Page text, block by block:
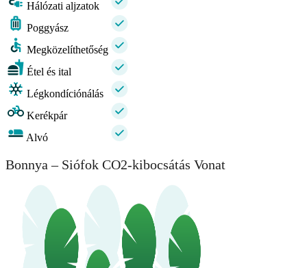
Hálózati aljzatok
Poggyász
Megközelíthetőség
Étel és ital
Légkondíciónálás
Kerékpár
Alvó
Bonnya – Siófok CO2-kibocsátás Vonat